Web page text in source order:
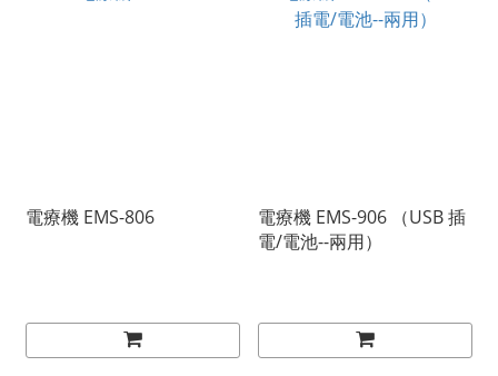
電療機 EMS-806
電療機 EMS-906 （USB 插
電/電池--兩用）